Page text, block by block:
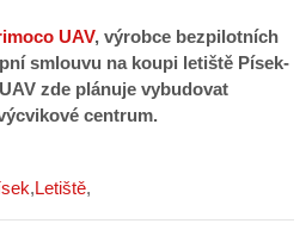
UAV, výrobce bezpilotních
smlouvu na koupi letiště Písek-
zde plánuje vybudovat
centrum.
Letiště